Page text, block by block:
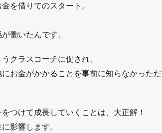
を借りてのスタート。
働いたんです。
クラスコーチに促され、
お金がかかることを事前に知らなかっただ
つけて成長していくことは、大正解！
影響します。